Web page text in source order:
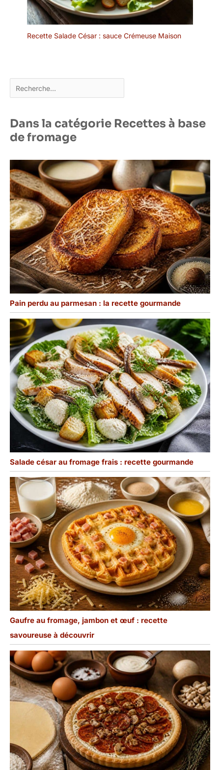
Recette Salade César : sauce Crémeuse Maison
Rechercher
Dans la catégorie Recettes à base
de fromage
Pain perdu au parmesan : la recette gourmande
Salade césar au fromage frais : recette gourmande
Gaufre au fromage, jambon et œuf : recette
savoureuse à découvrir